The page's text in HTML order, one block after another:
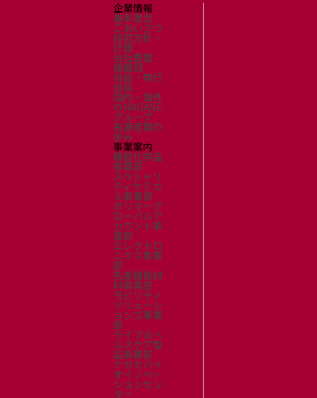
企業情報
基本理念
ごあいさつ
経営方針・
計画
会社概要
組織図
役員・執行
役員
国内・海外
のNAGASE
グループ
長瀬産業の
歩み
事業案内
機能化学品
事業部
スペシャリ
ティケミカ
ル事業部
ポリマーグ
ローバルア
カウント事
業部
エレクトロ
ニクス事業
部
先進機能材
料事業部
モビリティ
ソリューシ
ョンズ事業
部
ライフ＆ヘ
ルスケア製
品事業部
ナガセバイ
オイノベー
ションセン
ター